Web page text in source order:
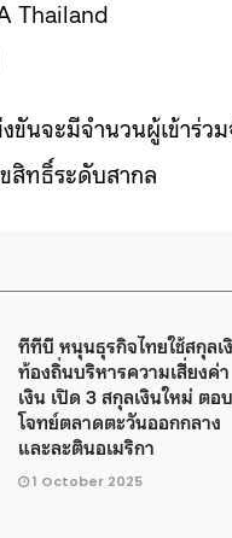
Thailand
ขันจะมีจำนวนผู้เข้าร่
สิทธิ์ระดับสากล
ทีทีบี หนุนธุรกิจไทยใช้สกุลเ
ท้องถิ่นบริหารความเสี่ยงค่า
เงิน เปิด 3 สกุลเงินใหม่ ตอบ
โจทย์ตลาดตะวันออกกลาง
และละตินอเมริกา
1 October 2025